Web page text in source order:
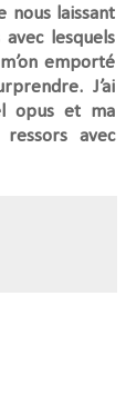
nous laissant
lesquels
emporté
J’ai
opus et ma
avec